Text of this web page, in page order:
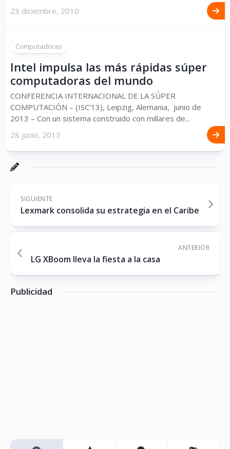
23 diciembre, 2010
Computadoras
Intel impulsa las más rápidas súper
computadoras del mundo
CONFERENCIA INTERNACIONAL DE LA SÚPER
COMPUTACIÓN – (ISC’13), Leipzig, Alemania, junio de
2013 – Con un sistema construido con millares de...
28 junio, 2013
SIGUIENTE
Lexmark consolida su estrategia en el Caribe
ANTERIOR
LG XBoom lleva la fiesta a la casa
Publicidad